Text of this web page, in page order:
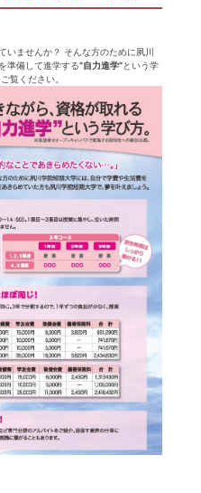
いませんか？ そんな方のために夙川
準備して進学する”自力進学”という学
覧ください。